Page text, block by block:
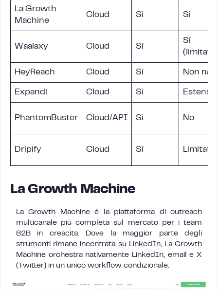
La Growth
Machine
Cloud Sì Sì
Waalaxy Cloud Sì
Sì
(limitato)
HeyReach Cloud Sì Non
Expandi Cloud Sì
PhantomBuster Cloud/API Sì No
Dripify Cloud Sì Limitato
La Growth Machine
La Growth Machine è la piattaforma di outreach
multicanale più completa sul mercato per i team
B2B in crescita. Dove la maggior parte degli
strumenti rimane incentrata su LinkedIn, La Growth
Machine orchestra nativamente LinkedIn, email e X
(Twitter) in un unico workflow condizionale.